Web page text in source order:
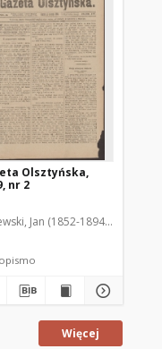
Olsztyńska,
nr 2
Jan (1852-1894). Red.
Więcej